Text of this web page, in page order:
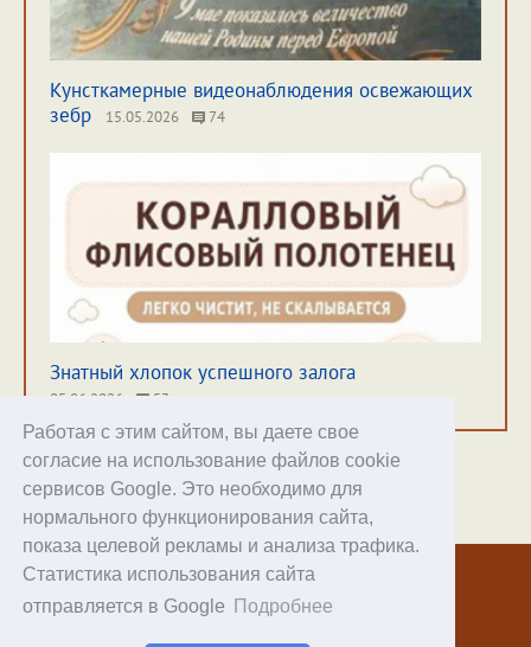
Работая с этим сайтом, вы даете свое
согласие на использование файлов cookie
сервисов Google. Это необходимо для
нормального функционирования сайта,
показа целевой рекламы и анализа трафика.
Статистика использования сайта
отправляется в Google
Подробнее
Кунсткамерные видеонаблюдения освежающих
зебр
15.05.2026 74
Знатный хлопок успешного залога
05.06.2026 53
Хостинг
© 1998–2026 Alex Exler
Facebook RSS статей